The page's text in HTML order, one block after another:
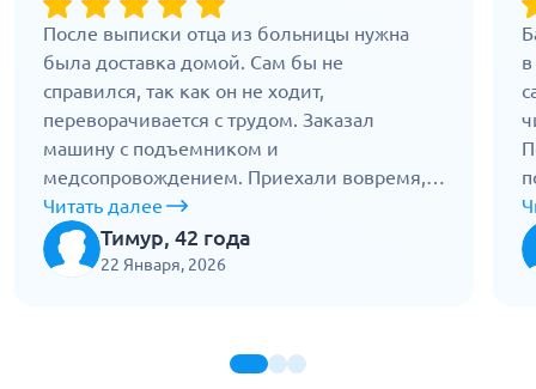
После выписки отца из больницы нужна
была доставка домой. Сам бы не
справился, так как он не ходит,
переворачивается с трудом. Заказал
машину с подъемником и
медсопровождением. Приехали вовремя,
подняли его аккуратно, без боли. По
дороге контролировали состояние, врач
следил за дыханием. До квартиры донесли,
Читать далее
Тимур, 42 года
22 Января, 2026